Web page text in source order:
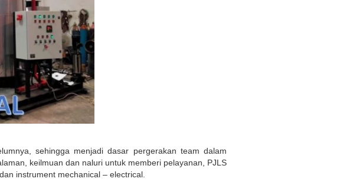
sehingga menjadi dasar pergerakan team dalam
keilmuan dan naluri untuk memberi pelayanan, PJLS
instrument mechanical – electrical.